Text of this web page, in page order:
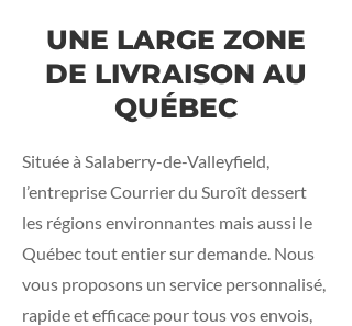
UNE LARGE ZONE
DE LIVRAISON AU
QUÉBEC
Située à Salaberry-de-Valleyfield,
l’entreprise Courrier du Suroît dessert
les régions environnantes mais aussi le
Québec tout entier sur demande. Nous
vous proposons un service personnalisé,
rapide et efficace pour tous vos envois,